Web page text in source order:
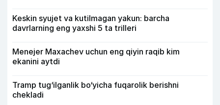
Keskin syujet va kutilmagan yakun: barcha
davrlarning eng yaxshi 5 ta trilleri
Menejer Maxachev uchun eng qiyin raqib kim
ekanini aytdi
Tramp tug‘ilganlik bo‘yicha fuqarolik berishni
chekladi